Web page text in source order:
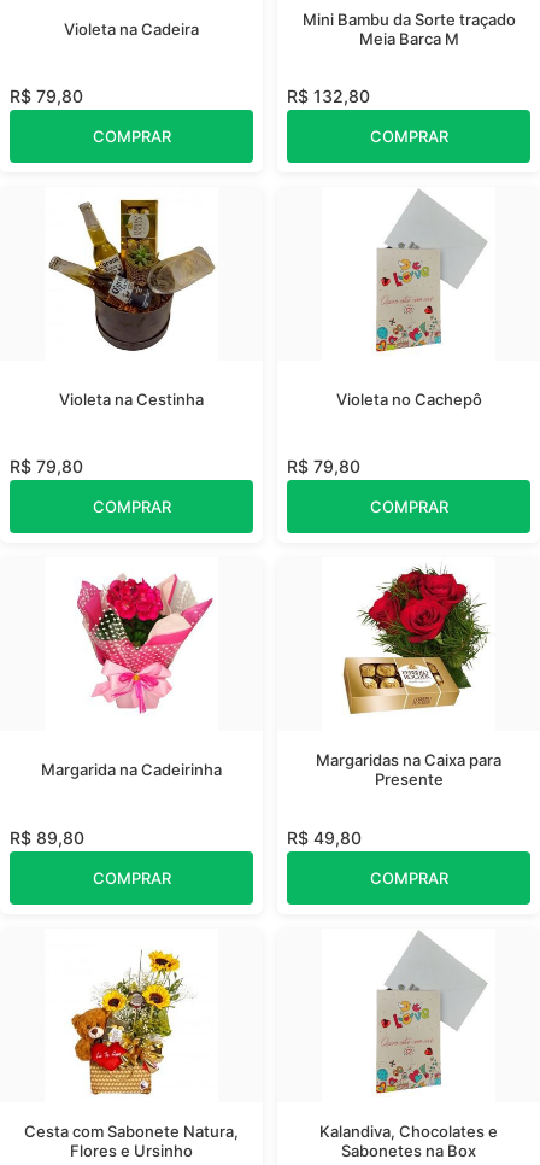
Violeta na Cadeira
R$ 79,80
COMPRAR
Mini Bambu da Sorte traçado
Meia Barca M
R$ 132,80
COMPRAR
Violeta na Cestinha
R$ 79,80
COMPRAR
Violeta no Cachepô
R$ 79,80
COMPRAR
Margarida na Cadeirinha
R$ 89,80
COMPRAR
Margaridas na Caixa para
Presente
R$ 49,80
COMPRAR
Cesta com Sabonete Natura,
Flores e Ursinho
Kalandiva, Chocolates e
Sabonetes na Box